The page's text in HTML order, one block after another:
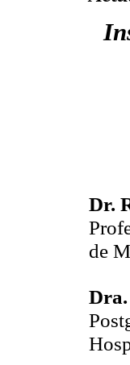
Dr.
de